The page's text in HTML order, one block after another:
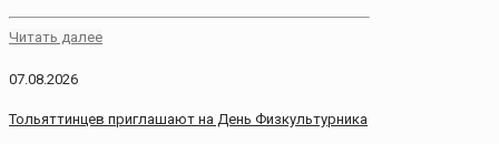
Читать далее
07.08.2026
Тольяттинцев приглашают на День Физкультурника